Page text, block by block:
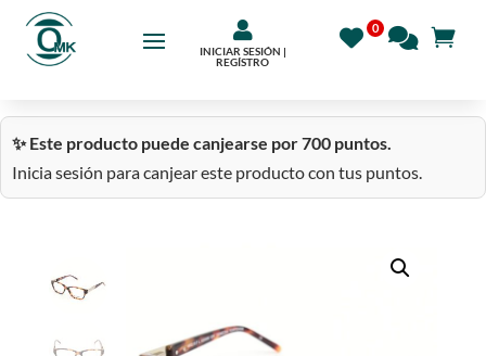

INICIAR SESIÓN |
REGÍSTRO
✨ Este producto puede canjearse por 700 puntos.
Inicia sesión para canjear este producto con tus puntos.